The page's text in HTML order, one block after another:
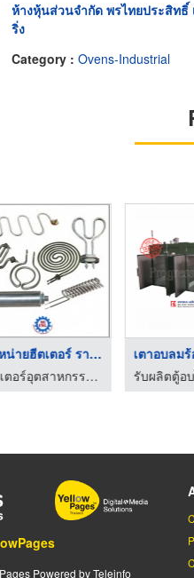
ห้างหุ้นส่วนจำกัด พรไทยประสิทธิ์
ริ่ง
Category : Ovens-Industrial
จำหน่ายฮีตเตอร์ ราคา ...
ฮีตเตอร์อุตสาหกรรม-มีเจริญ เอ็นจิเนียริ่ง
Powered by Teleinfo